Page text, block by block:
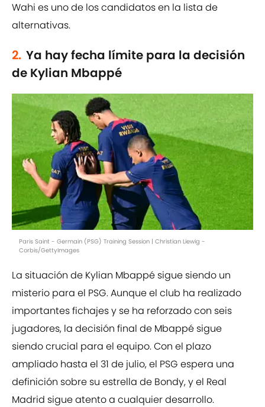
Wahi es uno de los candidatos en la lista de
alternativas.
2. Ya hay fecha límite para la decisión
de Kylian Mbappé
Paris Saint - Germain (PSG) Training Session | Christian Liewig -
Corbis/GettyImages
La situación de Kylian Mbappé sigue siendo un
misterio para el PSG. Aunque el club ha realizado
importantes fichajes y se ha reforzado con seis
jugadores, la decisión final de Mbappé sigue
siendo crucial para el equipo. Con el plazo
ampliado hasta el 31 de julio, el PSG espera una
definición sobre su estrella de Bondy, y el Real
Madrid sigue atento a cualquier desarrollo.